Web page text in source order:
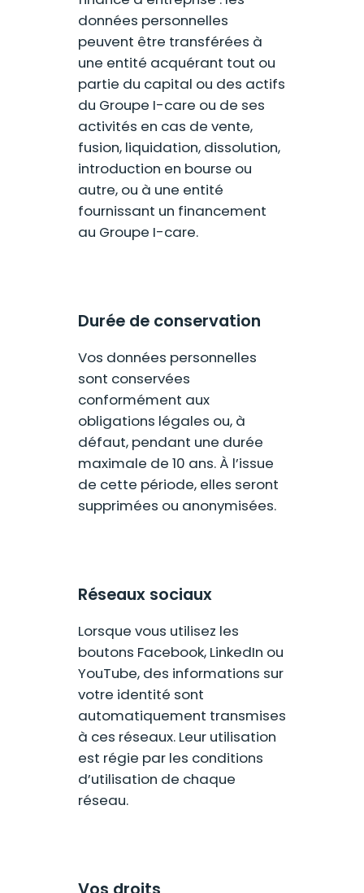
données personnelles
peuvent être transférées à
une entité acquérant tout ou
partie du capital ou des actifs
du Groupe I-care ou de ses
activités en cas de vente,
fusion, liquidation, dissolution,
introduction en bourse ou
autre, ou à une entité
fournissant un financement
au Groupe I-care.
Durée de conservation
Vos données personnelles
sont conservées
conformément aux
obligations légales ou, à
défaut, pendant une durée
maximale de 10 ans. À l’issue
de cette période, elles seront
supprimées ou anonymisées.
Réseaux sociaux
Lorsque vous utilisez les
boutons Facebook, LinkedIn ou
YouTube, des informations sur
votre identité sont
automatiquement transmises
à ces réseaux. Leur utilisation
est régie par les conditions
d’utilisation de chaque
réseau.